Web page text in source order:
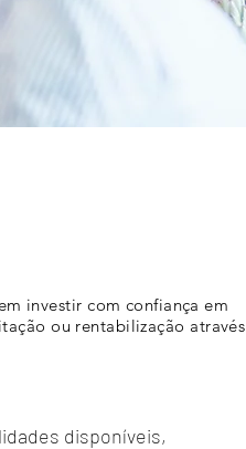
investir com confiança em
ou rentabilização através
disponíveis,